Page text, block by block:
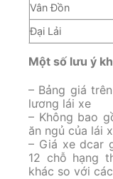
Vân Đồn
Đại Lải
Một số lưu ý
– Bảng giá
lương lái xe
– Không bao
ăn ngủ của lái
– Giá xe dcar
12 chỗ hạng
khác so với